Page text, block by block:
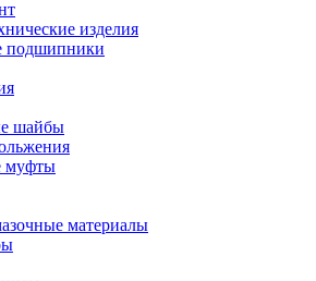
изделия
подшипники
шайбы
муфты
материалы